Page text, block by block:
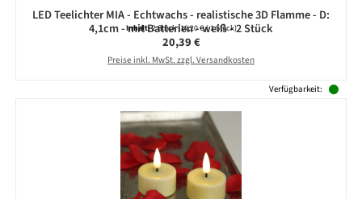
LED Teelichter MIA - Echtwachs - realistische 3D Flamme - D:
4,1cm - mit Batterien - weiß - 2 Stück
Inhalt:2 Stück(10,20 € / 1 Stück)
Regulärer Preis:
20,39 €
Preise inkl. MwSt. zzgl. Versandkosten
Verfügbarkeit: